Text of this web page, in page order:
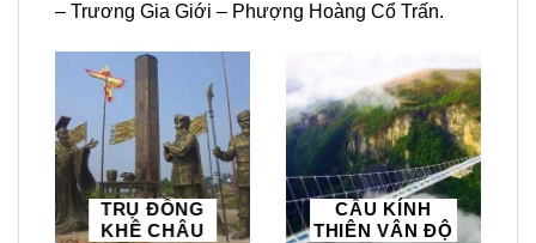
– Trương Gia Giới – Phượng Hoàng Cổ Trấn.
TRỤ ĐỒNG
KHÊ CHÂU
CẦU KÍNH
THIÊN VÂN ĐỘ